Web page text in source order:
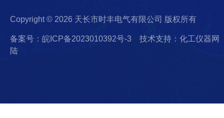
Copyright © 2026 天长市时丰电气有限公司 版权所有
备案号：皖ICP备2023010392号-3
技术支持：化工仪器网
陆